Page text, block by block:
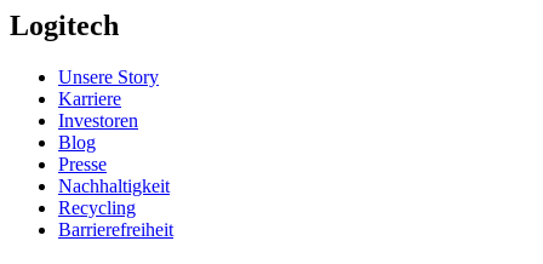
Logitech
Unsere Story
Karriere
Investoren
Blog
Presse
Nachhaltigkeit
Recycling
Barrierefreiheit